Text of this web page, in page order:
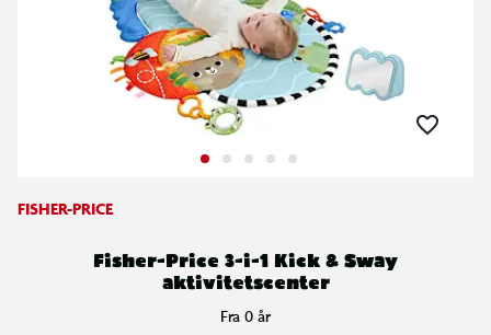
FISHER-PRICE
Fisher-Price 3-i-1 Kick & Sway
aktivitetscenter
Fra 0 år